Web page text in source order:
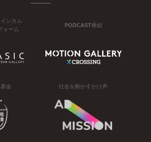
ンカム
ォーム
PODCAST番組
金 社会を動かすかけ声